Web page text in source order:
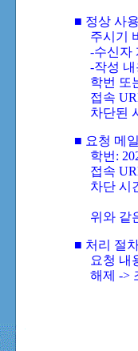
■ 정상 사
주시기
-수신자
-작성 내
학번 또
접속
차단된
■ 요청 메
학번:
접속
차단 시
위와 같
■ 처리 절
요청 내
해제 ->